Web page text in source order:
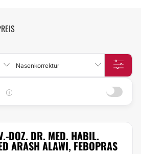
Nasenkorrektur
DOZ. DR. MED. HABIL.
ARASH ALAWI, FEBOPRAS